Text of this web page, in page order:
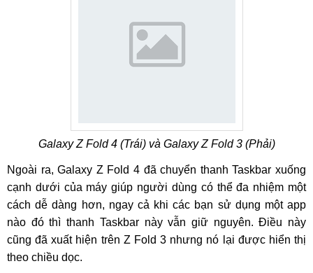
Galaxy Z Fold 4 (Trái) và Galaxy Z Fold 3 (Phải)
Ngoài ra, Galaxy Z Fold 4 đã chuyển thanh Taskbar xuống
cạnh dưới của máy giúp người dùng có thể đa nhiệm một
cách dễ dàng hơn, ngay cả khi các bạn sử dụng một app
nào đó thì thanh Taskbar này vẫn giữ nguyên. Điều này
cũng đã xuất hiện trên Z Fold 3 nhưng nó lại được hiển thị
theo chiều dọc.